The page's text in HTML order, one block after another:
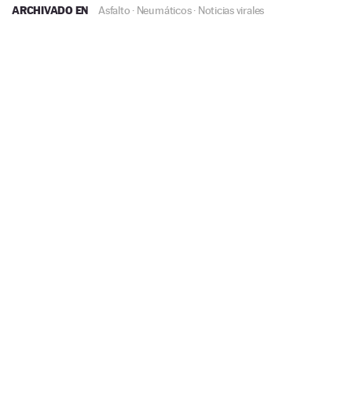
ARCHIVADO EN Asfalto · Neumáticos· Noticias virales